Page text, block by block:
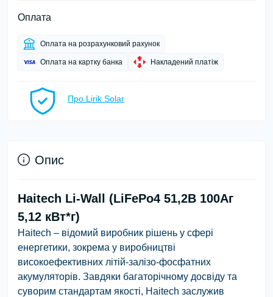
Оплата
Оплата на розрахунковий рахунок
Оплата на картку банка Накладений платіж
Про Lirik Solar
Опис
Haitech Li-Wall (LiFePo4 51,2В 100Аг
5,12 кВт*г)
Haitech – відомий виробник рішень у сфері
енергетики, зокрема у виробництві
високоефективних літій-залізо-фосфатних
акумуляторів. Завдяки багаторічному досвіду та
суворим стандартам якості, Haitech заслужив